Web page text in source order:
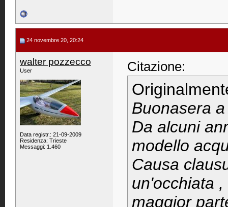
24 novembre 20, 20:24
walter pozzecco
User
Data registr.: 21-09-2009
Residenza: Trieste
Messaggi: 1.460
Citazione:
Buonasera
Da alcuni
modello
Causa
un'occhiata
maggior